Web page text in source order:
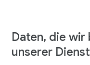
Daten, die
unserer